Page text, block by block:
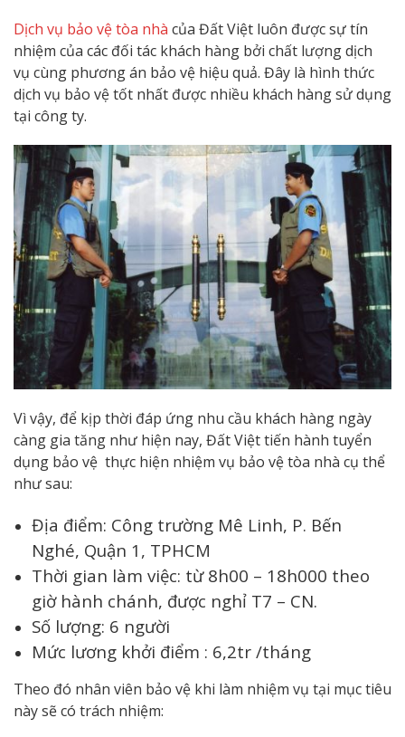
Dịch vụ bảo vệ tòa nhà của Đất Việt luôn được sự tín
nhiệm của các đối tác khách hàng bởi chất lượng dịch
vụ cùng phương án bảo vệ hiệu quả. Đây là hình thức
dịch vụ bảo vệ tốt nhất được nhiều khách hàng sử dụng
tại công ty.
Vì vậy, để kịp thời đáp ứng nhu cầu khách hàng ngày
càng gia tăng như hiện nay, Đất Việt tiến hành tuyển
dụng bảo vệ thực hiện nhiệm vụ bảo vệ tòa nhà cụ thể
như sau:
Địa điểm: Công trường Mê Linh, P. Bến
Nghé, Quận 1, TPHCM
Thời gian làm việc: từ 8h00 – 18h000 theo
giờ hành chánh, được nghỉ T7 – CN.
Số lượng: 6 người
Mức lương khởi điểm : 6,2tr /tháng
Theo đó nhân viên bảo vệ khi làm nhiệm vụ tại mục tiêu
này sẽ có trách nhiệm: